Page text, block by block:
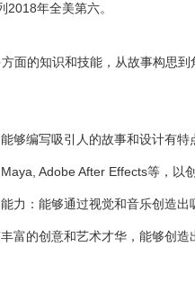
年全美第六。
面的知识和技能，从故事构思
够编写吸引人的故事和设计有特
Adobe After Effects等，以
力：能够通过视觉和音乐创造出
富的创意和艺术才华，能够创造